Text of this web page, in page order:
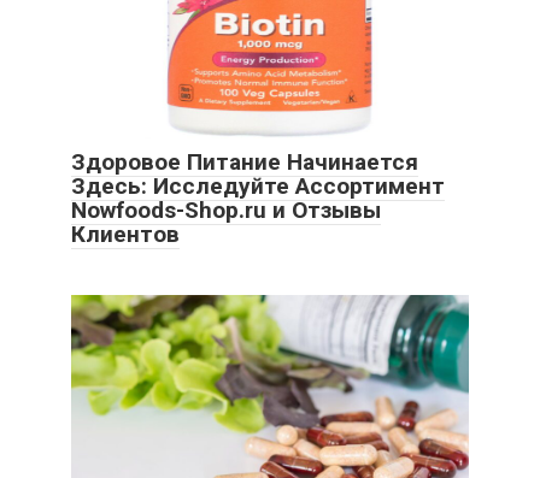
Здоровое Питание Начинается
Здесь: Исследуйте Ассортимент
Nowfoods-Shop.ru и Отзывы
Клиентов